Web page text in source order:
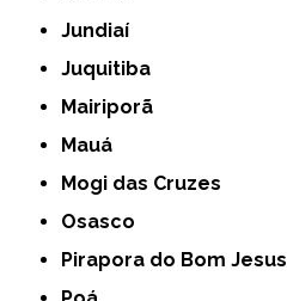
Jundiaí
Juquitiba
Mairiporã
Mauá
Mogi das Cruzes
Osasco
Pirapora do Bom Jesus